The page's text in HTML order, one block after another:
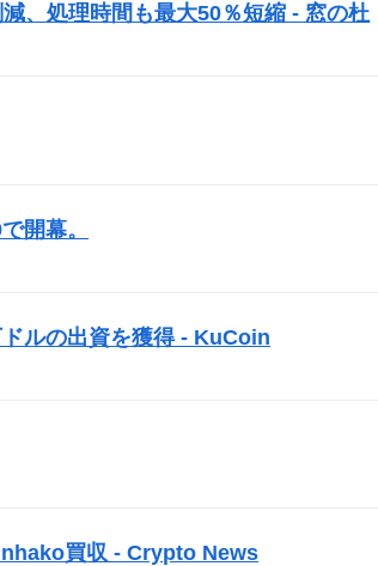
、処理時間も最大50％短縮 - 窓の杜
開幕。
ルの出資を獲得 - KuCoin
買収 - Crypto News